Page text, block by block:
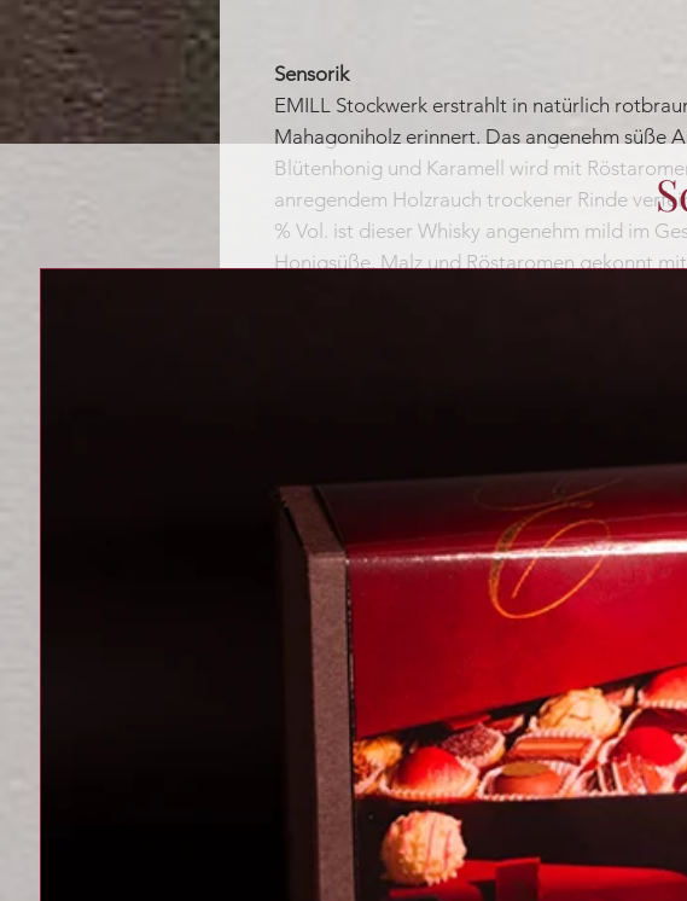
Sensorik
EMILL Stockwerk erstrahlt in natürlich
Mahagoniholz erinnert. Das angenehm süße
Blütenhonig und Karamell wird mit
anregendem Holzrauch trockener Rinde
% Vol. ist dieser Whisky angenehm mild im
Honigsüße, Malz und Röstaromen gekonnt